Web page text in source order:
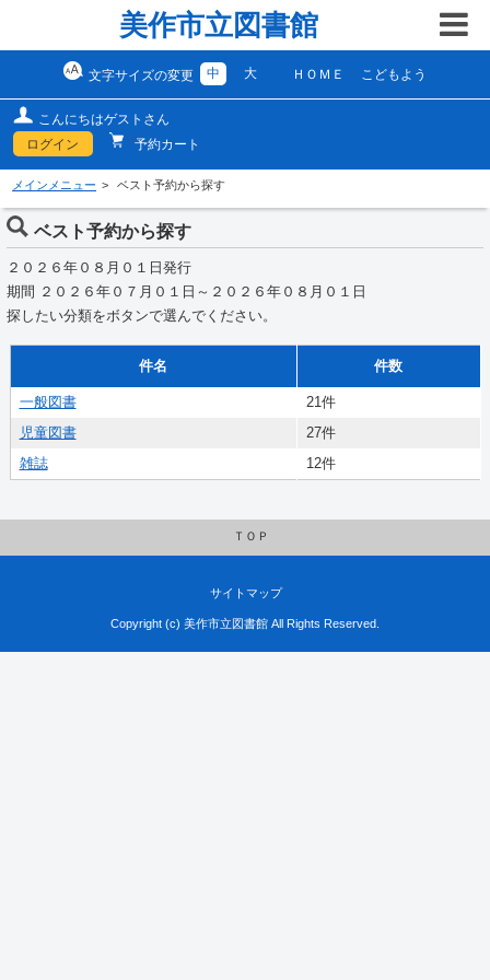
美作市立図書館
文字サイズの変更 中 大 ＨＯＭＥ こどもよう
こんにちはゲストさん
ログイン
予約カート
メインメニュー ベスト予約から探す
ベスト予約から探す
２０２６年０８月０１日発行
期間 ２０２６年０７月０１日～２０２６年０８月０１日
探したい分類をボタンで選んでください。
件名 件数
一般図書
21件
児童図書
27件
雑誌
12件
ＴＯＰ
サイトマップ
Copyright (c) 美作市立図書館 All Rights Reserved.